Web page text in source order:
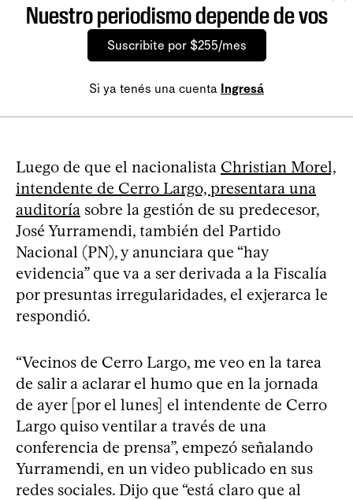
Nuestro periodismo depende de vos
Suscribite por $255/mes
Si ya tenés una cuenta Ingresá
Luego de que el nacionalista Christian Morel,
intendente de Cerro Largo, presentara una
auditoría sobre la gestión de su predecesor,
José Yurramendi, también del Partido
Nacional (PN), y anunciara que “hay
evidencia” que va a ser derivada a la Fiscalía
por presuntas irregularidades, el exjerarca le
respondió.
“Vecinos de Cerro Largo, me veo en la tarea
de salir a aclarar el humo que en la jornada
de ayer [por el lunes] el intendente de Cerro
Largo quiso ventilar a través de una
conferencia de prensa”, empezó señalando
Yurramendi, en un video publicado en sus
redes sociales. Dijo que “está claro que al